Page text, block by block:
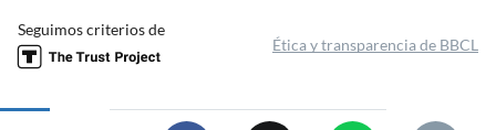
Seguimos criterios de
Ética y transparencia de BBCL